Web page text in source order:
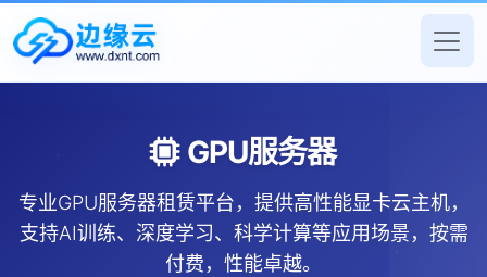
GPU服务器
专业GPU服务器租赁平台，提供高性能显卡云主机，
支持AI训练、深度学习、科学计算等应用场景，按需
付费，性能卓越。